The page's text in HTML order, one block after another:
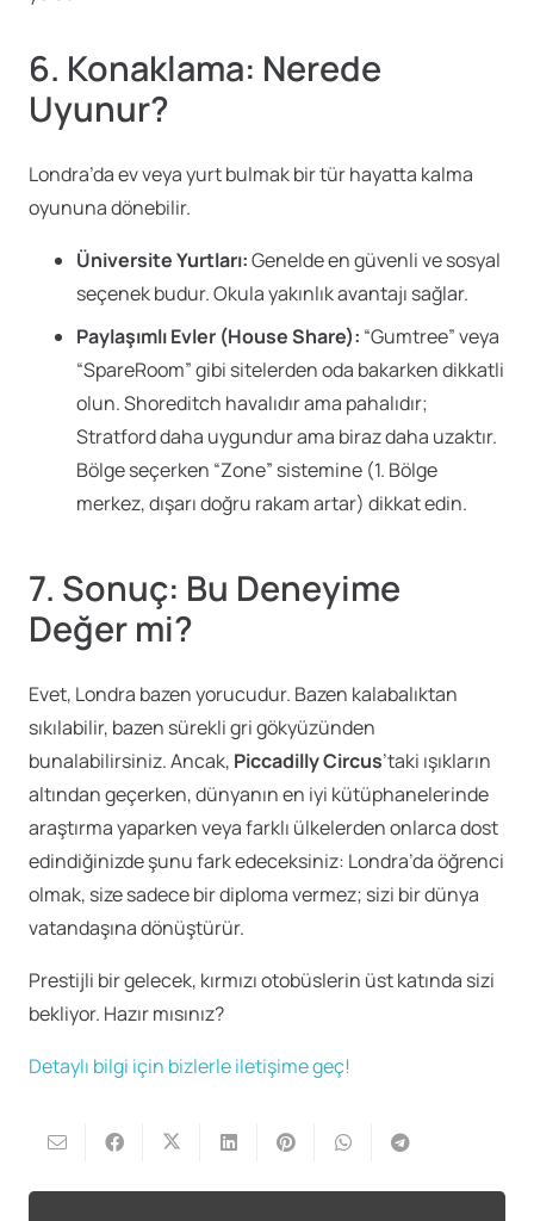
6. Konaklama: Nerede
Uyunur?
Londra’da ev veya yurt bulmak bir tür hayatta kalma
oyununa dönebilir.
Üniversite Yurtları:Genelde en güvenli ve sosyal
seçenek budur. Okula yakınlık avantajı sağlar.
Paylaşımlı Evler (House Share): “Gumtree” veya
“SpareRoom” gibi sitelerden oda bakarken dikkatli
olun. Shoreditch havalıdır ama pahalıdır;
Stratford daha uygundur ama biraz daha uzaktır.
Bölge seçerken “Zone” sistemine (1. Bölge
merkez, dışarı doğru rakam artar) dikkat edin.
7. Sonuç: Bu Deneyime
Değer mi?
Evet, Londra bazen yorucudur. Bazen kalabalıktan
sıkılabilir, bazen sürekli gri gökyüzünden
bunalabilirsiniz. Ancak, Piccadilly Circus’taki ışıkların
altından geçerken, dünyanın en iyi kütüphanelerinde
araştırma yaparken veya farklı ülkelerden onlarca dost
edindiğinizde şunu fark edeceksiniz: Londra’da öğrenci
olmak, size sadece bir diploma vermez; sizi bir dünya
vatandaşına dönüştürür.
Prestijli bir gelecek, kırmızı otobüslerin üst katında sizi
bekliyor. Hazır mısınız?
Detaylı bilgi için bizlerle iletişime geç!